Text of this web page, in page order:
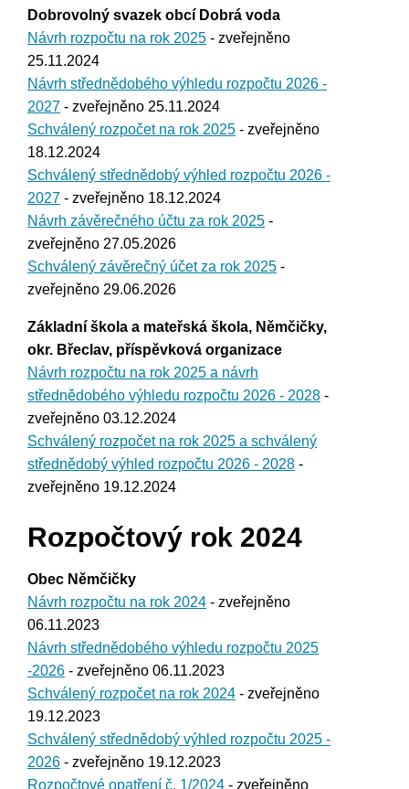
Dobrovolný svazek obcí Dobrá voda
Návrh rozpočtu na rok 2025 - zveřejněno
25.11.2024
Návrh střednědobého výhledu rozpočtu 2026 -
2027 - zveřejněno 25.11.2024
Schválený rozpočet na rok 2025 - zveřejněno
18.12.2024
Schválený střednědobý výhled rozpočtu 2026 -
2027 - zveřejněno 18.12.2024
Návrh závěrečného účtu za rok 2025 -
zveřejněno 27.05.2026
Schválený závěrečný účet za rok 2025 -
zveřejněno 29.06.2026
Základní škola a mateřská škola, Němčičky,
okr. Břeclav, příspěvková organizace
Návrh rozpočtu na rok 2025 a návrh
střednědobého výhledu rozpočtu 2026 - 2028 -
zveřejněno 03.12.2024
Schválený rozpočet na rok 2025 a schválený
střednědobý výhled rozpočtu 2026 - 2028 -
zveřejněno 19.12.2024
Rozpočtový rok 2024
Obec Němčičky
Návrh rozpočtu na rok 2024 - zveřejněno
06.11.2023
Návrh střednědobého výhledu rozpočtu 2025
-2026 - zveřejněno 06.11.2023
Schválený rozpočet na rok 2024 - zveřejněno
19.12.2023
Schválený střednědobý výhled rozpočtu 2025 -
2026 - zveřejněno 19.12.2023
Rozpočtové opatření č. 1/2024 - zveřejněno